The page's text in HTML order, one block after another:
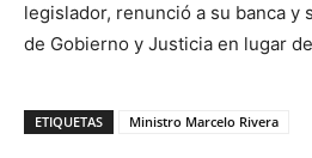
legislador, renunció a su banca y
de Gobierno y Justicia en lugar
ETIQUETAS Ministro Marcelo Rivera